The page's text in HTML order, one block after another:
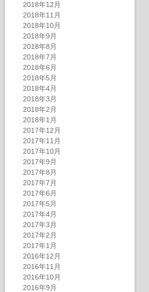
2018年12月
2018年11月
2018年10月
2018年9月
2018年8月
2018年7月
2018年6月
2018年5月
2018年4月
2018年3月
2018年2月
2018年1月
2017年12月
2017年11月
2017年10月
2017年9月
2017年8月
2017年7月
2017年6月
2017年5月
2017年4月
2017年3月
2017年2月
2017年1月
2016年12月
2016年11月
2016年10月
2016年9月